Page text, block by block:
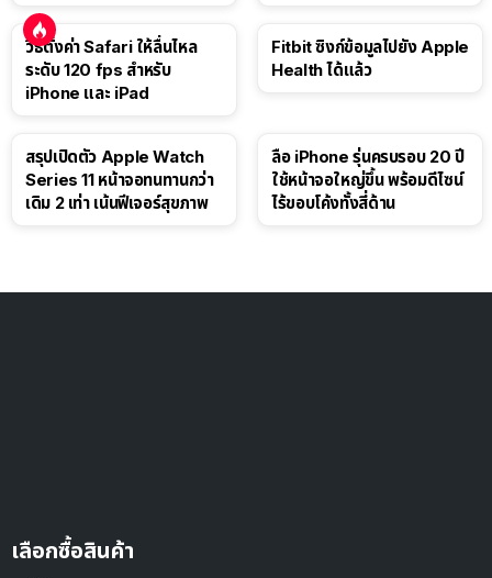
วิธีตั้งค่า Safari ให้ลื่นไหล
ระดับ 120 fps สำหรับ
iPhone และ iPad
Fitbit ซิงก์ข้อมูลไปยัง Apple
Health ได้แล้ว
สรุปเปิดตัว Apple Watch
Series 11 หน้าจอทนทานกว่า
เดิม 2 เท่า เน้นฟีเจอร์สุขภาพ
ลือ iPhone รุ่นครบรอบ 20 ปี
ใช้หน้าจอใหญ่ขึ้น พร้อมดีไซน์
ไร้ขอบโค้งทั้งสี่ด้าน
เลือกซื้อสินค้า